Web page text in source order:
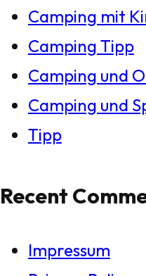
Camping mit
Camping Tipp
Camping und
Camping und
Tipp
Recent
Impressum